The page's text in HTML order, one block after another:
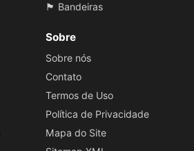
🏴 Bandeiras
Sobre
Sobre nós
Contato
Termos de Uso
Política de Privacidade
Mapa do Site